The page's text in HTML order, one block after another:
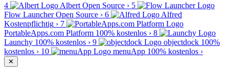
4 Albert Open Source › 5
Flow Launcher Open Source › 6
Alfred
Kostenpflichtig › 7
PortableApps.com Platform 100% kostenlos › 8
Launchy 100% kostenlos › 9 objectdock 100%
kostenlos › 10 menuApp 100% kostenlos ›
✕